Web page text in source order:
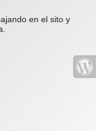
en el sito y